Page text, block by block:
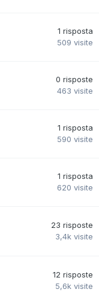
1 risposta
509 visite
0 risposte
463 visite
1 risposta
590 visite
1 risposta
620 visite
23 risposte
3,4k visite
12 risposte
5,6k visite